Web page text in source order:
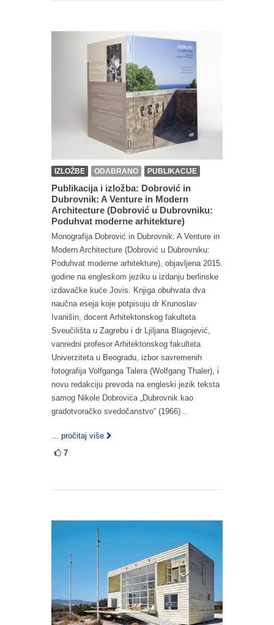
IZLOŽBE ODABRANO PUBLIKACIJE
Publikacija i izložba: Dobrović in
Dubrovnik: A Venture in Modern
Architecture (Dobrović u Dubrovniku:
Poduhvat moderne arhitekture)
Monografija Dobrović in Dubrovnik: A Venture in
Modern Architecture (Dobrović u Dubrovniku:
Poduhvat moderne arhitekture), objavljena 2015.
godine na engleskom jeziku u izdanju berlinske
izdavačke kuće Jovis. Knjiga obuhvata dva
naučna eseja koje potpisuju dr Krunoslav
Ivanišin, docent Arhitektonskog fakulteta
Sveučilišta u Zagrebu i dr Ljiljana Blagojević,
vanredni profesor Arhitektonskog fakulteta
Univerziteta u Beogradu, izbor savremenih
fotografija Volfganga Talera (Wolfgang Thaler), i
novu redakciju prevoda na engleski jezik teksta
samog Nikole Dobrovića „Dubrovnik kao
gradotvoračko svedočanstvo“ (1966)...
... pročitaj više
7